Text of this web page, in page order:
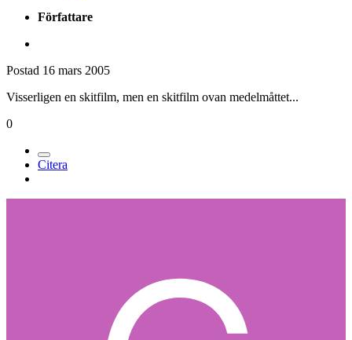
Författare
Postad 16 mars 2005
Visserligen en skitfilm, men en skitfilm ovan medelmåttet...
0
Citera